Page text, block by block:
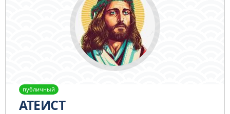
публичный
АТЕИСТ